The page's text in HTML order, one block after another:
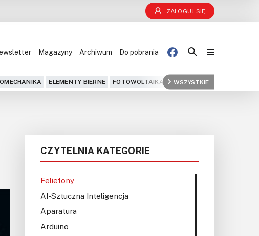
ZALOGUJ SIĘ
Magazyny Archiwum Do pobrania
ELEMENTY BIERNE FOTOWOLTAIKA FPGA GPS
WSZYSTKIE
Blog
DIY+
CZYTELNIA KATEGORIE
Felietony
AI-Sztuczna Inteligencja
Aparatura
Arduino